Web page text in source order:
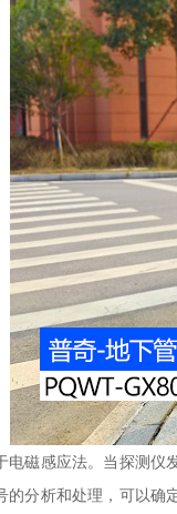
电磁感应法。当探测仪
分析和处理，可以确